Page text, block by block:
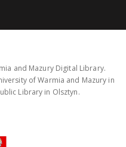
and Mazury Digital Library.
of Warmia and Mazury in
Library in Olsztyn.